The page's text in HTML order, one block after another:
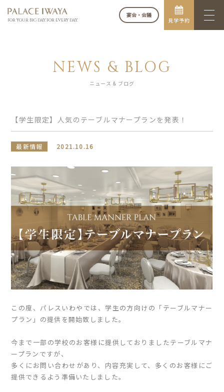
FOR YOUR BIG DAY. FOR EVERY DAY.
宴会・会議
見学予約
NEWS & BLOG
ニュース & ブログ
【学生限定】人気のテーブルマナープランを発表！
最新情報 2021.10.16
この度、パレスいわやでは、学生の方向けの「テーブルマナー
プラン」の提供を開始致しました。
今まで一部の学校のお客様に提供しておりましたテーブルマナ
ープランですが、
多くにお問い合わせがあり、内容充実して、多くのお客様にご
提供できるよう準備いたしました。